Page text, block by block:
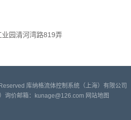
园清河湾路819弄
库纳格流体控制系统（上海）有限公司
询价邮箱：kunage@126.com 网站地图